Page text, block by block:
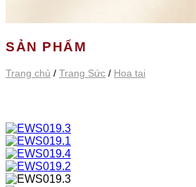
SẢN PHẨM
Trang chủ / Trang Sức / Hoa tai